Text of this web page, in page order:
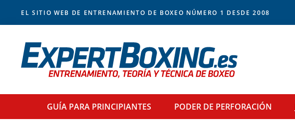
navigation
content
sidebar
EL SITIO WEB DE ENTRENAMIENTO DE BOXEO NÚMERO 1 DESDE 2008
GUÍA PARA PRINCIPIANTES PODER DE PERFORACIÓN